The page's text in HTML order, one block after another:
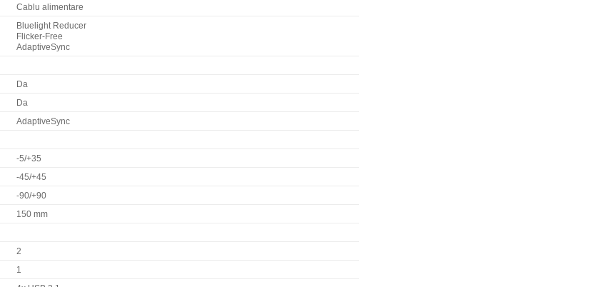
Cablu alimentare
Bluelight Reducer
Flicker-Free
AdaptiveSync
Da
Da
AdaptiveSync
-5/+35
-45/+45
-90/+90
150 mm
2
1